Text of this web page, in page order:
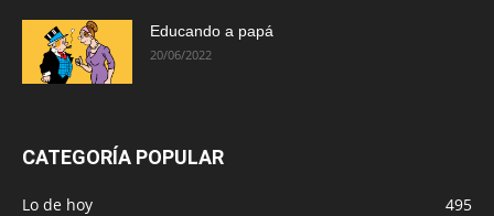
Educando a papá
20/06/2022
CATEGORÍA POPULAR
Lo de hoy
495